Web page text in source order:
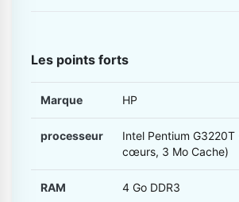
Les points forts
Marque HP
processeur
Intel Pentium
cœurs, 3 Mo Cache)
RAM 4 Go DDR3